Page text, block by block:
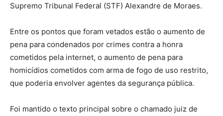
Supremo Tribunal Federal (STF) Alexandre de Moraes.
Entre os pontos que foram vetados estão o aumento de
pena para condenados por crimes contra a honra
cometidos pela internet, o aumento de pena para
homicídios cometidos com arma de fogo de uso restrito,
que poderia envolver agentes da segurança pública.
Foi mantido o texto principal sobre o chamado juiz de